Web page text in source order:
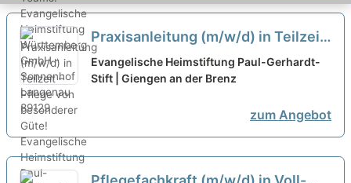
Praxisanleitung (m/w/d) in Teilzeit
– Pflege von besonderer Güte! neu
Evangelische Heimstiftung Paul-Gerhardt-
Stift | Giengen an der Brenz
zum Angebot